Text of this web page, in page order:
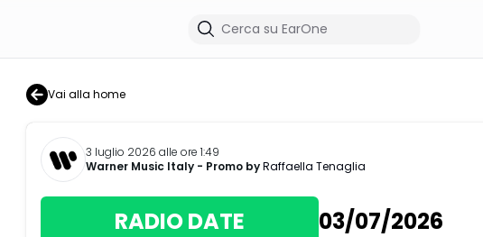
Vai alla home
3 luglio 2026 alle ore 1:49
Warner Music Italy - Promo byRaffaella Tenaglia
RADIO DATE 03/07/2026